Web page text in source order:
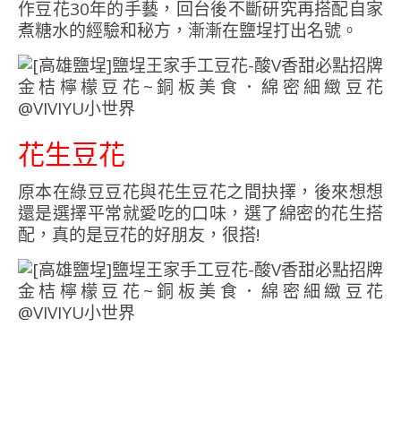
作豆花30年的手藝，回台後不斷研究再搭配自家
煮糖水的經驗和秘方，漸漸在鹽埕打出名號。
花生豆花
原本在綠豆豆花與花生豆花之間抉擇，後來想想
還是選擇平常就愛吃的口味，選了綿密的花生搭
配，真的是豆花的好朋友，很搭!